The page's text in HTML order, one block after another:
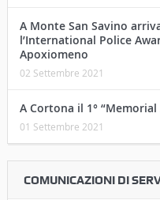
A Monte San Savino
l’International Police
Apoxiomeno
02 Settembre 2021
A Cortona il 1°
01 Settembre 2021
COMUNICAZIONI DI